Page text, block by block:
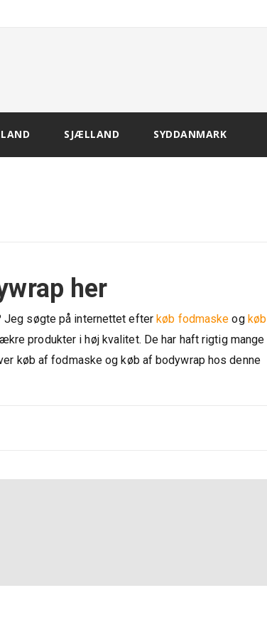
SJÆLLAND SYDDANMARK
her
Jeg søgte på internettet efterkøb fodmaske og køb
produkter i høj kvalitet. De har haft rigtig mange
køb af fodmaske og køb af bodywrap hos denne